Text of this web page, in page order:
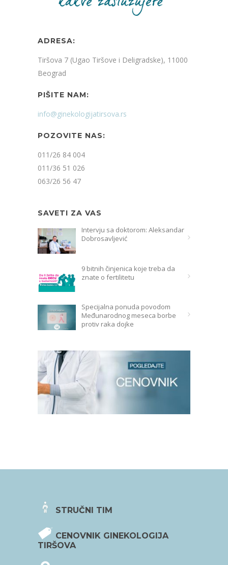
ADRESA:
Tiršova 7 (Ugao Tiršove i Deligradske), 11000
Beograd
PIŠITE NAM:
info@ginekologijatirsova.rs
POZOVITE NAS:
011/26 84 004
011/36 51 026
063/26 56 47
SAVETI ZA VAS
Intervju sa doktorom: Aleksandar
Dobrosavljević
9 bitnih činjenica koje treba da
znate o fertilitetu
Specijalna ponuda povodom
Međunarodnog meseca borbe
protiv raka dojke
STRUČNI TIM
CENOVNIK GINEKOLOGIJA
TIRŠOVA